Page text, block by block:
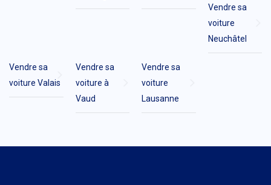
Vendre sa
voiture
Neuchâtel
Vendre sa
voiture Valais
Vendre sa
voiture à
Vaud
Vendre sa
voiture
Lausanne